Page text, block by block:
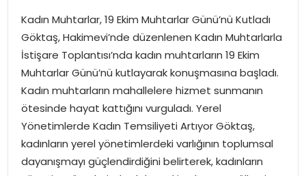
SIYASET
EĞITIM
YAŞAM
Kadın Muhtarlar, 19 Ekim Muhtarlar Günü’nü Kutladı
Göktaş, Hakimevi’nde düzenlenen Kadın Muhtarlarla
İstişare Toplantısı’nda kadın muhtarların 19 Ekim
Muhtarlar Günü’nü kutlayarak konuşmasına başladı.
Kadın muhtarların mahallelere hizmet sunmanın
ötesinde hayat kattığını vurguladı. Yerel
Yönetimlerde Kadın Temsiliyeti Artıyor Göktaş,
kadınların yerel yönetimlerdeki varlığının toplumsal
dayanışmayı güçlendirdiğini belirterek, kadınların